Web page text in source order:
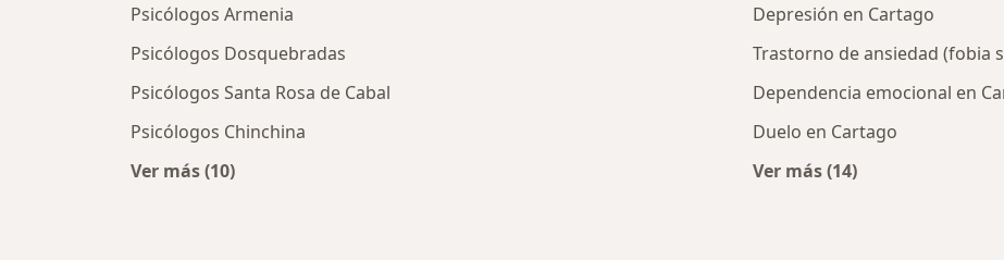
Psicólogos Armenia
Psicólogos Dosquebradas
Psicólogos Santa Rosa de Cabal
Psicólogos Chinchina
Ver más (10)
Depresión en Cartago
Trastorno de ansiedad (fobia
Dependencia emocional en
Duelo en Cartago
Ver más (14)